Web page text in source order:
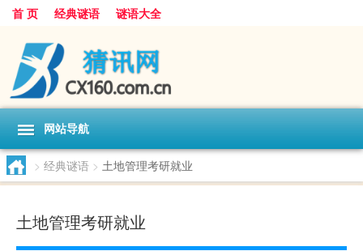
首 页 经典谜语 谜语大全
网站导航
> 经典谜语 > 土地管理考研就业
土地管理考研就业